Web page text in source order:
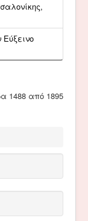
1488 από 1895